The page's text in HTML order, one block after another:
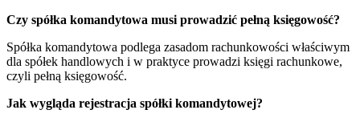
Czy spółka komandytowa musi prowadzić pełną księgowość?
Spółka komandytowa podlega zasadom rachunkowości właściwym
dla spółek handlowych i w praktyce prowadzi księgi rachunkowe,
czyli pełną księgowość.
Jak wygląda rejestracja spółki komandytowej?